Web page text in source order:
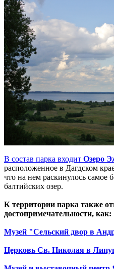
В состав парка входит Озеро
расположенное в Дагдском
что на нем раскинулось самое
балтийских озер.
К территории парка также
достопримечательности, как:
Музей "Сельский двор в
Церковь Св. Николая в